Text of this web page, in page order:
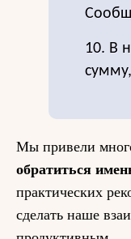
10. В
Мы привели
обратиться
практических
сделать наше